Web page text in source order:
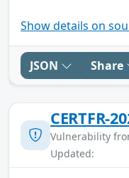
Show details on
JSON Share
CERTFR-
Vulnerability
Updated: